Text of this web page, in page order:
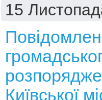
15
Київської